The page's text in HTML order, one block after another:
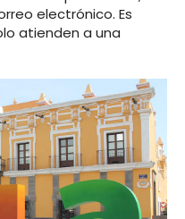
electrónico. Es
atienden a una